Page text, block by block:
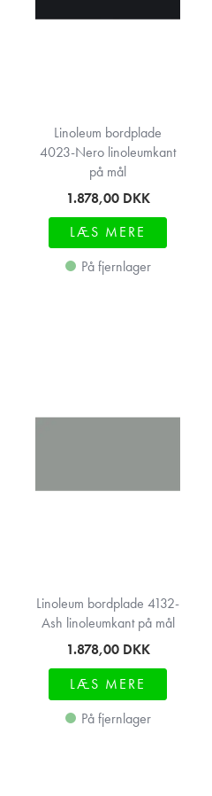
Vi har et kæmpe udvalg af
Linoleum bordplade
4023-Nero linoleumkant
på mål
1.878,00 DKK
LÆS MERE
På fjernlager
Linoleum bordplade 4132-
Ash linoleumkant på mål
1.878,00 DKK
LÆS MERE
På fjernlager